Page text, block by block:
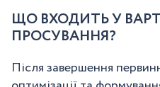
ЩО ВХОДИТЬ У
ПРОСУВАННЯ?
Після завершення